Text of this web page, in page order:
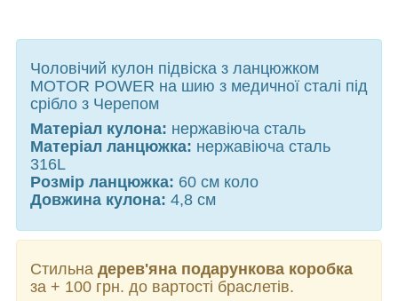
Чоловічий кулон підвіска з ланцюжком
MOTOR POWER на шию з медичної сталі під
срібло з Черепом
Матеріал кулона: нержавіюча сталь
Матеріал ланцюжка: нержавіюча сталь
316L
Розмір ланцюжка: 60 см коло
Довжина кулона: 4,8 см
Стильна дерев'яна подарункова коробка
за + 100 грн. до вартості браслетів.